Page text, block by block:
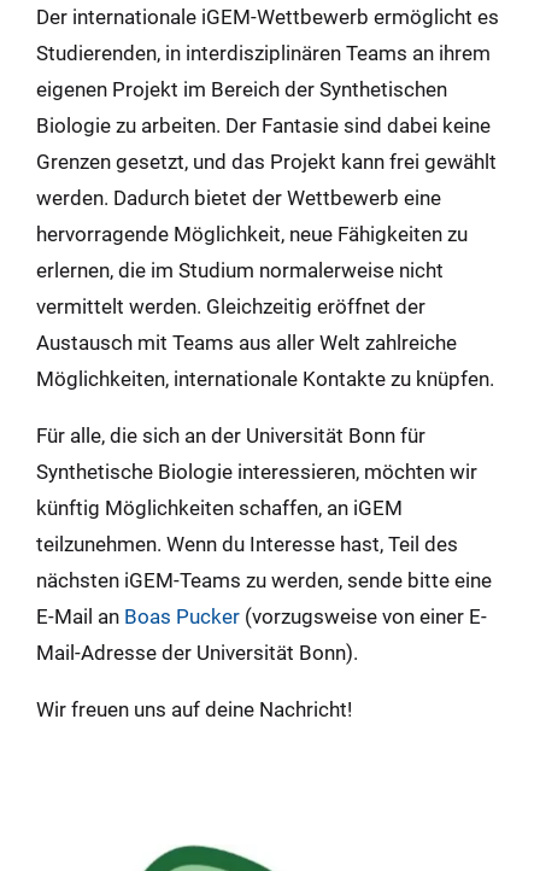
Der internationale iGEM-Wettbewerb ermöglicht es
Studierenden, in interdisziplinären Teams an ihrem
eigenen Projekt im Bereich der Synthetischen
Biologie zu arbeiten. Der Fantasie sind dabei keine
Grenzen gesetzt, und das Projekt kann frei gewählt
werden. Dadurch bietet der Wettbewerb eine
hervorragende Möglichkeit, neue Fähigkeiten zu
erlernen, die im Studium normalerweise nicht
vermittelt werden. Gleichzeitig eröffnet der
Austausch mit Teams aus aller Welt zahlreiche
Möglichkeiten, internationale Kontakte zu knüpfen.
Für alle, die sich an der Universität Bonn für
Synthetische Biologie interessieren, möchten wir
künftig Möglichkeiten schaffen, an iGEM
teilzunehmen. Wenn du Interesse hast, Teil des
nächsten iGEM-Teams zu werden, sende bitte eine
E-Mail an Boas Pucker (vorzugsweise von einer E-
Mail-Adresse der Universität Bonn).
Wir freuen uns auf deine Nachricht!